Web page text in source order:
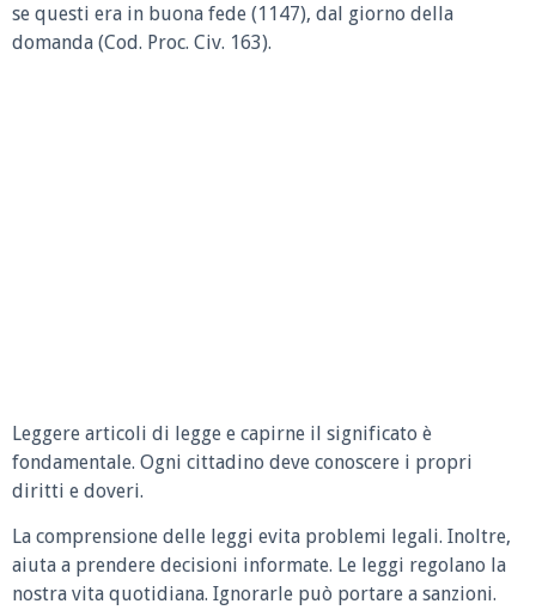
se questi era in buona fede (1147), dal giorno della
domanda (Cod. Proc. Civ. 163).
Leggere articoli di legge e capirne il significato è
fondamentale. Ogni cittadino deve conoscere i propri
diritti e doveri.
La comprensione delle leggi evita problemi legali. Inoltre,
aiuta a prendere decisioni informate. Le leggi regolano la
nostra vita quotidiana. Ignorarle può portare a sanzioni.